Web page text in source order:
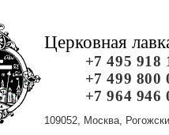
Церковная
+7 495 918
+7 499 800
+7 964 946
109052, Москва,